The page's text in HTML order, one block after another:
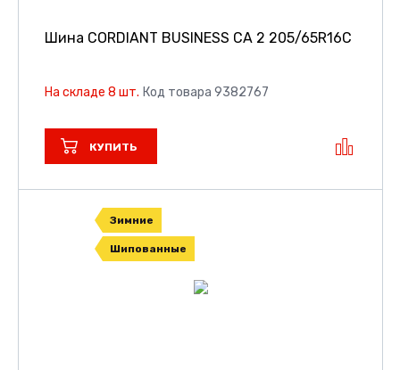
Шина CORDIANT BUSINESS CA 2 205/65R16C
На складе 8 шт. Код товара 9382767
КУПИТЬ
Зимние
Шипованные